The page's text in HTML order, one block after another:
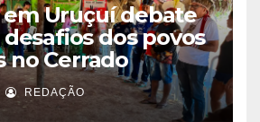
Uruçuí debate
dos povos
no Cerrado
REDAÇÃO